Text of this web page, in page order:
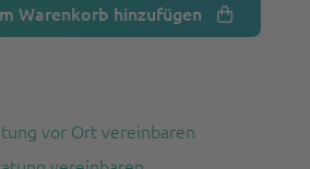
Warenkorb hinzufügen
vor Ort vereinbaren